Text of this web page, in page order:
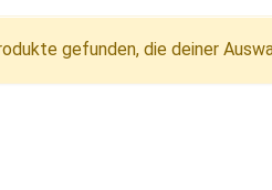
gefunden, die deiner